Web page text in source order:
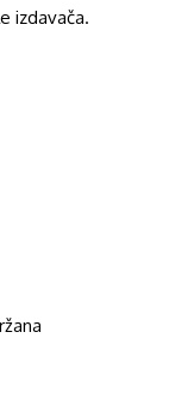
izdavača.